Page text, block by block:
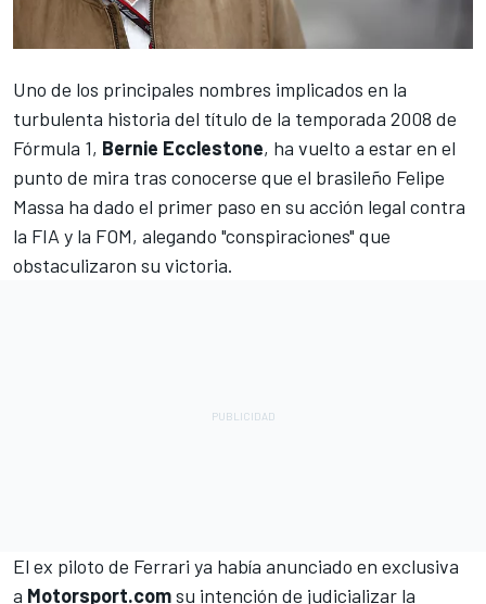
Uno de los principales nombres implicados en la
turbulenta historia del título de la temporada 2008 de
Fórmula 1, Bernie Ecclestone, ha vuelto a estar en el
punto de mira tras conocerse que el brasileño Felipe
Massa ha dado el primer paso en su acción legal contra
la FIA y la FOM, alegando "conspiraciones" que
obstaculizaron su victoria.
El ex piloto de Ferrari ya había anunciado en exclusiva
a Motorsport.comsu intención de judicializar la